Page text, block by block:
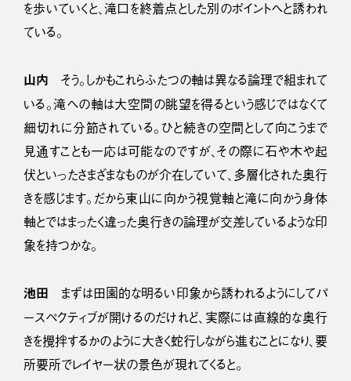
を歩いていくと、滝口を終着点とした別のポイントへと誘われ
ている。
山内 そう。しかもこれらふたつの軸は異なる論理で組まれて
いる。滝への軸は大空間の眺望を得るという感じではなくて
細切れに分節されている。ひと続きの空間として向こうまで
見通すことも一応は可能なのですが、その際に石や木や起
伏といったさまざまなものが介在していて、多層化された奥行
きを感じます。だから東山に向かう視覚軸と滝に向かう身体
軸とではまったく違った奥行きの論理が交差しているような印
象を持つかな。
池田 まずは田園的な明るい印象から誘われるようにしてパ
ースペクティブが開けるのだけれど、実際には直線的な奥行
きを攪拌するかのように大きく蛇行しながら進むことになり、要
所要所でレイヤー状の景色が現れてくると。